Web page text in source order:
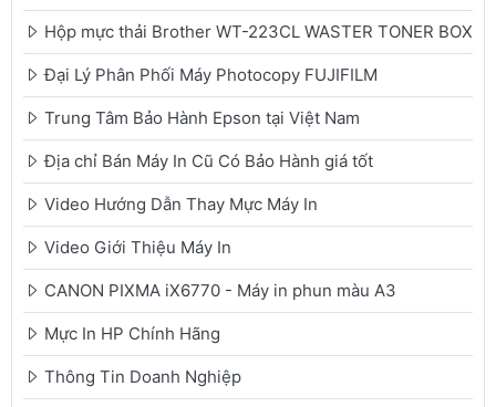
Hộp mực thải Brother WT-223CL WASTER TONER BOX
Đại Lý Phân Phối Máy Photocopy FUJIFILM
Trung Tâm Bảo Hành Epson tại Việt Nam
Địa chỉ Bán Máy In Cũ Có Bảo Hành giá tốt
Video Hướng Dẫn Thay Mực Máy In
Video Giới Thiệu Máy In
CANON PIXMA iX6770 - Máy in phun màu A3
Mực In HP Chính Hãng
Thông Tin Doanh Nghiệp